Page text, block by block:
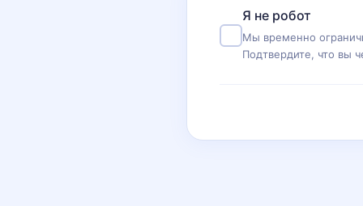
Я не робот
Мы временно
Подтвердите, что вы